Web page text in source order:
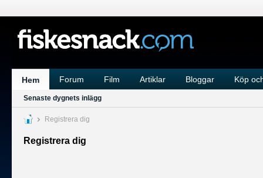
Hem Forum Film Artiklar Bloggar Köp
Senaste dygnets inlägg
Registrera dig
Registrera dig